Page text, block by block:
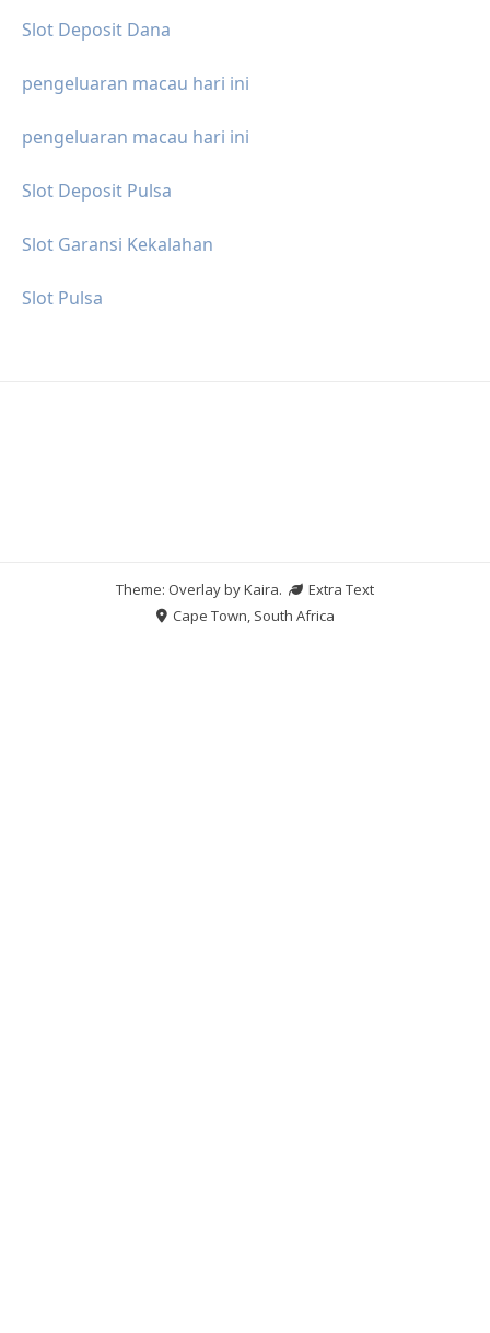
Slot Deposit Dana
pengeluaran macau hari ini
pengeluaran macau hari ini
Slot Deposit Pulsa
Slot Garansi Kekalahan
Slot Pulsa
Theme: Overlay byKaira.
Extra Text
Cape Town, South Africa